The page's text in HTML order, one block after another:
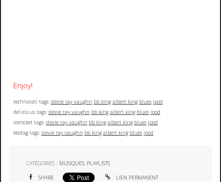
Enjoy!
technorati tags: stevie ray vaughn bb king albert king blues ipod
del.icio.us tags: stevie ray vaughn bb king albert king blues ipod
icerocket tags: stevie ray vaughn bb king albert king blues ipod
keotag tags: stevie ray vaughn bb king albert king blues ipod
CATÉGORIES : MUSIQUES, PLAYLISTS
SHARE LIEN PERMANENT